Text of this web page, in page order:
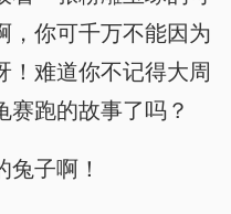
，你可千万不能因为
！难道你不记得大周
赛跑的故事了吗？
子啊！